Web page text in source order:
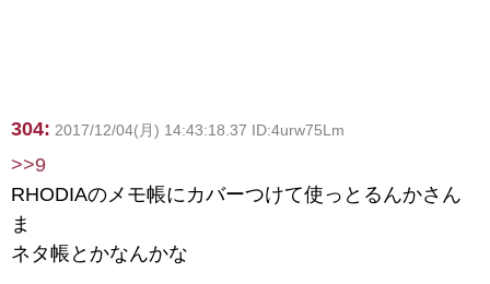
304: 2017/12/04(月) 14:43:18.37 ID:4urw75Lm
>>9
RHODIAのメモ帳にカバーつけて使っとるんかさん
ま
ネタ帳とかなんかな